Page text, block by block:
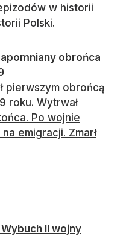
w historii
Polski.
obrońca
pierwszym obrońcą
roku. Wytrwał
Po wojnie
emigracji. Zmarł
II wojny